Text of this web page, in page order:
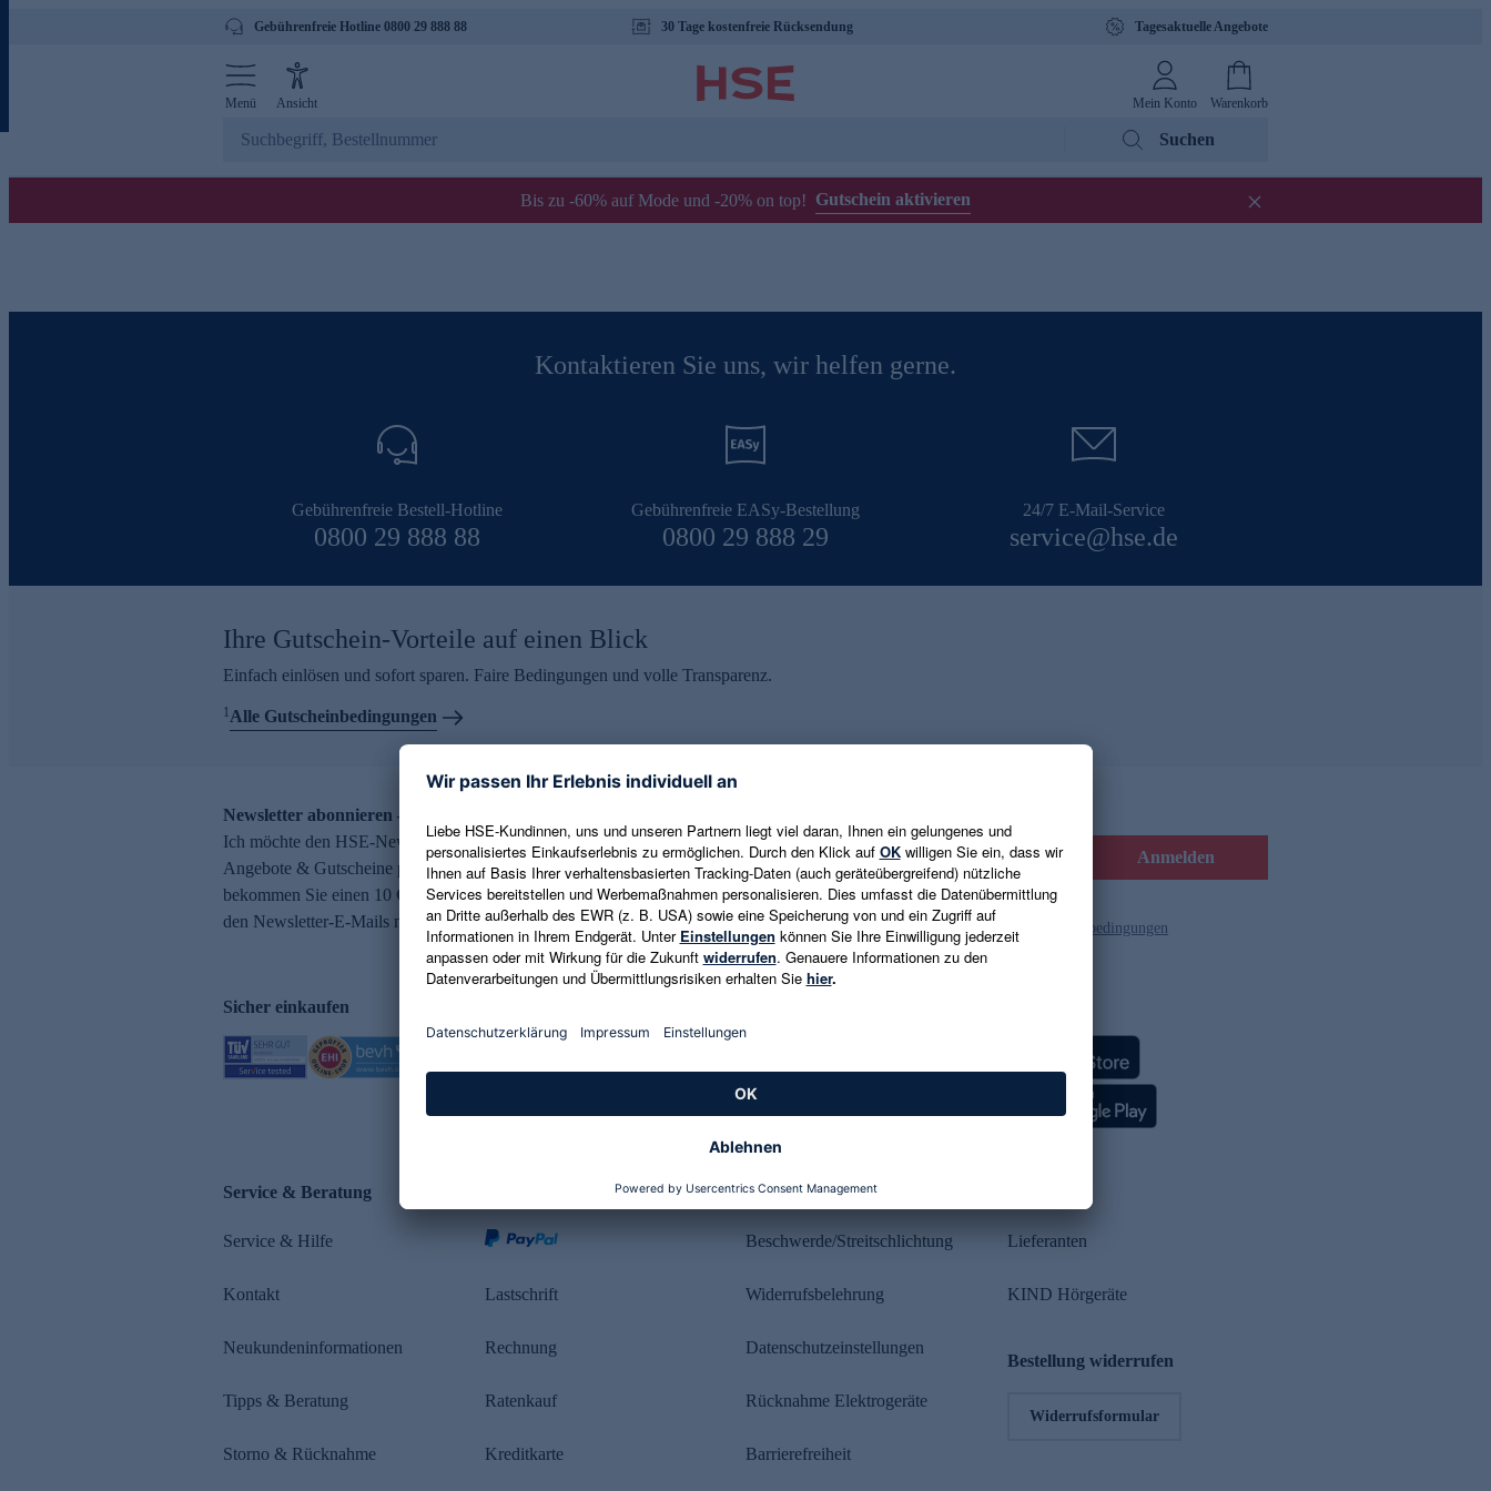
Gebührenfreie Hotline 0800 29 888 88 30 Tage kostenfreie Rücksendung Tagesaktuelle Angebote
Menü Ansicht Mein Konto Warenkorb
Suchen
Bis zu -60% auf Mode und -20% on top! Gutschein aktivieren
Kontaktieren Sie uns, wir helfen gerne.
Gebührenfreie Bestell-Hotline
0800 29 888 88
Gebührenfreie EASy-Bestellung
0800 29 888 29
24/7 E-Mail-Service
service@hse.de
Ihre Gutschein-Vorteile auf einen Blick
Einfach einlösen und sofort sparen. Faire Bedingungen und volle Transparenz.
1Alle Gutscheinbedingungen
Newsletter abonnieren – 10 € Gutschein erhalten
Ich möchte den HSE-Newsletter abonnieren und aktuelle Trends,
Angebote & Gutscheine per E-Mail erhalten. Als Dankeschön
bekommen Sie einen 10 € Gutschein. Eine Abmeldung ist jederzeit in
den Newsletter-E-Mails möglich.
E-Mail-Adresse eingeben Anmelden
Es gelten die Datenschutzrichtlinien und die Gutscheinbedingungen
Sicher einkaufen
Service & Beratung
Service & Hilfe
Kontakt
Neukundeninformationen
Tipps & Beratung
Storno & Rücknahme
Lastschrift
Rechnung
Ratenkauf
Kreditkarte
Rechtliches
Beschwerde/Streitschlichtung
Widerrufsbelehrung
Datenschutzeinstellungen
Rücknahme Elektrogeräte
Barrierefreiheit
Lieferanten
KIND Hörgeräte
Bestellung widerrufen
Widerrufsformular